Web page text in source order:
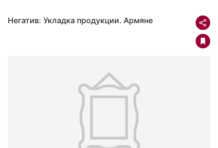
Негатив: Укладка продукции. Армяне